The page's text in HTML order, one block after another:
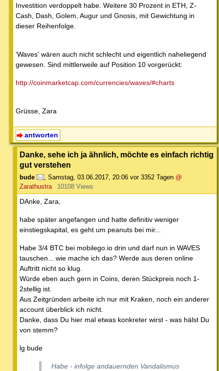
Investition verdoppelt habe. Weitere 30 Prozent in ETH, Z-
Cash, Dash, Golem, Augur und Gnosis, mit Gewichtung in
dieser Reihenfolge.
'Waves' wären auch nicht schlecht und eigentlich naheliegend
gewesen. Sind mittlerweile auf Position 10 vorgerückt:
http://coinmarketcap.com/currencies/waves/#charts
Grüsse, Zara
antworten
Danke, sehe ich ja ähnlich, möchte es einfach richtig
gut verstehen
bude , Samstag, 03.06.2017, 20:06 vor 3352 Tagen @
Zarathustra
10108 Views
DAnke, Zara,
habe später angefangen und hatte definitiv weniger
einstiegskapital, es geht um peanuts bei mir...
Habe 3/4 BTC bei mobilego.io drin und darf nun in WAVES
tauschen... wie mache ich das? Werde aus deren online
Auftritt nicht so klug.
Würde eben auch gern in Coins, deren Stückpreis noch 1-
2stellig ist.
Aus Zeitgründen arbeite ich nur mit Kraken, noch ein anderer
account überblick ich nicht.
Danke, dass Du hier mal etwas konkreter wirst - was hälst Du
von stemm?
lg bude
Habe - infolge andauernden Vandalismus